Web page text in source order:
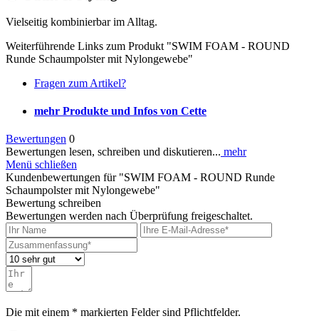
Vielseitig kombinierbar im Alltag.
Weiterführende Links zum Produkt "SWIM FOAM - ROUND
Runde Schaumpolster mit Nylongewebe"
Fragen zum Artikel?
mehr Produkte und Infos von Cette
Bewertungen 0
Bewertungen lesen, schreiben und diskutieren... mehr
Menü schließen
Kundenbewertungen für "SWIM FOAM - ROUND Runde
Schaumpolster mit Nylongewebe"
Bewertung schreiben
Bewertungen werden nach Überprüfung freigeschaltet.
Die mit einem * markierten Felder sind Pflichtfelder.